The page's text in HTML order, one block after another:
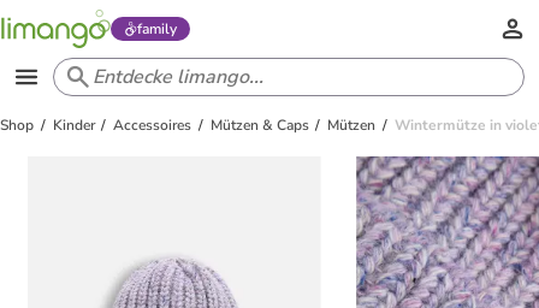
family
Shop Kinder Accessoires Mützen & Caps Mützen Wintermütze in